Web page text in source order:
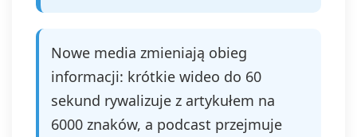
Nowe media zmieniają obieg
informacji: krótkie wideo do 60
sekund rywalizuje z artykułem na
6000 znaków, a podcast przejmuje